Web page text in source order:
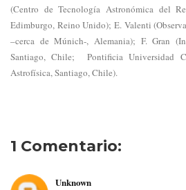
(Centro de Tecnología Astronómica del
Edimburgo, Reino Unido); E. Valenti
–cerca de Múnich-, Alemania); F. Gran
Santiago, Chile; Pontificia Universidad
Astrofísica, Santiago, Chile).
1 Comentario:
Unknown